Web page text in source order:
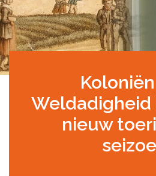
Weldadigheid
nieuw